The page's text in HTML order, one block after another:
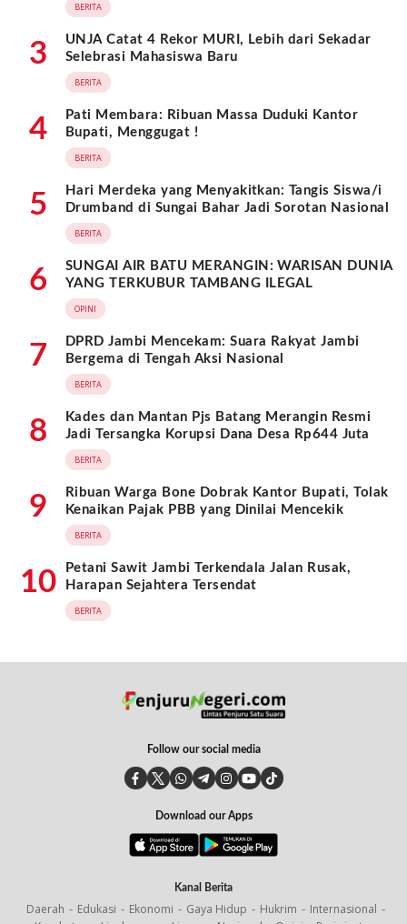
BERITA
3
UNJA Catat 4 Rekor MURI, Lebih dari Sekadar
Selebrasi Mahasiswa Baru
BERITA
4
Pati Membara: Ribuan Massa Duduki Kantor
Bupati, Menggugat !
BERITA
5
Hari Merdeka yang Menyakitkan: Tangis Siswa/i
Drumband di Sungai Bahar Jadi Sorotan Nasional
BERITA
6
SUNGAI AIR BATU MERANGIN: WARISAN DUNIA
YANG TERKUBUR TAMBANG ILEGAL
OPINI
7
DPRD Jambi Mencekam: Suara Rakyat Jambi
Bergema di Tengah Aksi Nasional
BERITA
8
Kades dan Mantan Pjs Batang Merangin Resmi
Jadi Tersangka Korupsi Dana Desa Rp644 Juta
BERITA
9
Ribuan Warga Bone Dobrak Kantor Bupati, Tolak
Kenaikan Pajak PBB yang Dinilai Mencekik
BERITA
10
Petani Sawit Jambi Terkendala Jalan Rusak,
Harapan Sejahtera Tersendat
BERITA
Follow our social media
Download our Apps
Kanal Berita
Daerah Edukasi Ekonomi Gaya Hidup Hukrim
Internasional